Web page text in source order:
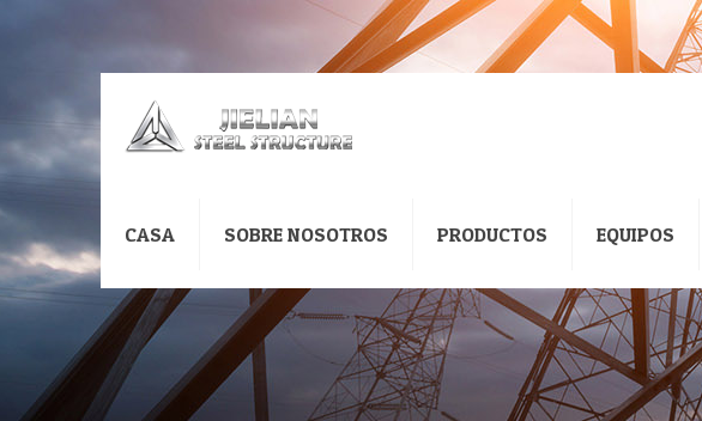
CASA SOBRE NOSOTROS PRODUCTOS EQUIPOS